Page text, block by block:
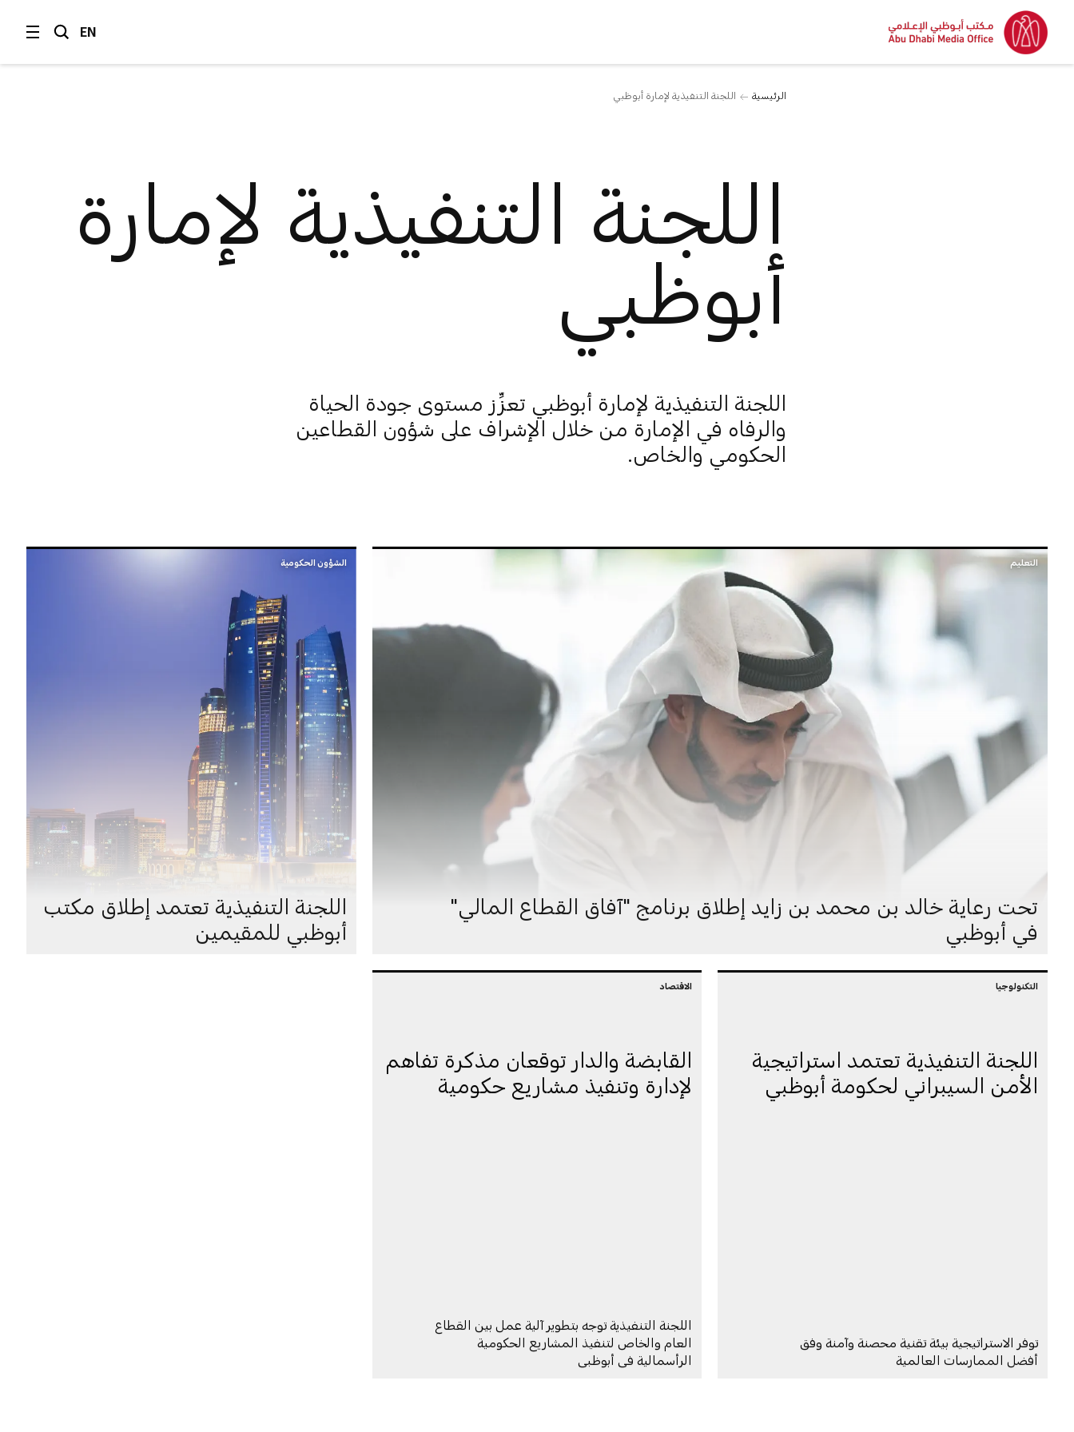
EN
الرئيسية اللجنة التنفيذية لإمارة أبوظبي
اللجنة التنفيذية لإمارة
أبوظبي
اللجنة التنفيذية لإمارة أبوظبي تعزِّز مستوى جودة الحياة
والرفاه في الإمارة من خلال الإشراف على شؤون القطاعين
الحكومي والخاص.
التعليم
تحت رعاية خالد بن محمد بن زايد إطلاق برنامج "آفاق القطاع المالي"
في أبوظبي
الشؤون الحكومية
اللجنة التنفيذية تعتمد إطلاق مكتب
أبوظبي للمقيمين
التكنولوجيا
اللجنة التنفيذية تعتمد استراتيجية
الأمن السيبراني لحكومة أبوظبي
توفر الاستراتيجية بيئة تقنية محصنة وآمنة وفق
أفضل الممارسات العالمية
الاقتصاد
القابضة والدار توقعان مذكرة تفاهم
لإدارة وتنفيذ مشاريع حكومية
اللجنة التنفيذية توجه بتطوير آلية عمل بين القطاع
العام والخاص لتنفيذ المشاريع الحكومية
الرأسمالية في أبوظبي